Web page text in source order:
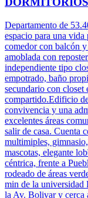
Departamento de
espacio para una
comedor con balcón
amoblada con
independiente tipo
empotrado, baño
secundario con
compartido.Edificio
convivencia y una
excelentes áreas
salir de casa. Cuenta
multimiples,
mascotas, elegante
céntrica, frente a
rodeado de áreas
min de la universidad
la Av. Bolivar y cerca